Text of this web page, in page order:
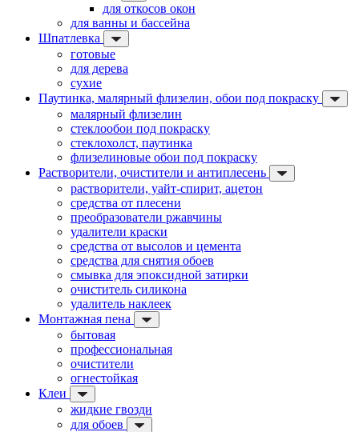
для откосов окон
для ванны и бассейна
Шпатлевка
готовые
для дерева
сухие
Паутинка, малярный флизелин, обои под покраску
малярный флизелин
стеклообои под покраску
стеклохолст, паутинка
флизелиновые обои под покраску
Растворители, очистители и антиплесень
растворители, уайт-спирит, ацетон
средства от плесени
преобразователи ржавчины
удалители краски
средства от высолов и цемента
средства для снятия обоев
смывка для эпоксидной затирки
очиститель силикона
удалитель наклеек
Монтажная пена
бытовая
профессиональная
очистители
огнестойкая
Клеи
жидкие гвозди
для обоев